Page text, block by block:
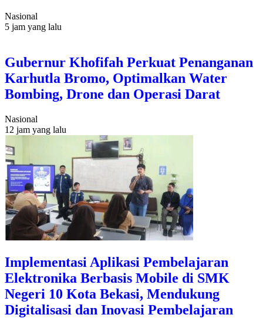
Nasional
5 jam yang lalu
Gubernur Khofifah Perkuat Penanganan
Karhutla Bromo, Optimalkan Water
Bombing, Drone dan Operasi Darat
Nasional
12 jam yang lalu
Implementasi Aplikasi Pembelajaran
Elektronika Berbasis Mobile di SMK
Negeri 10 Kota Bekasi, Mendukung
Digitalisasi dan Inovasi Pembelajaran